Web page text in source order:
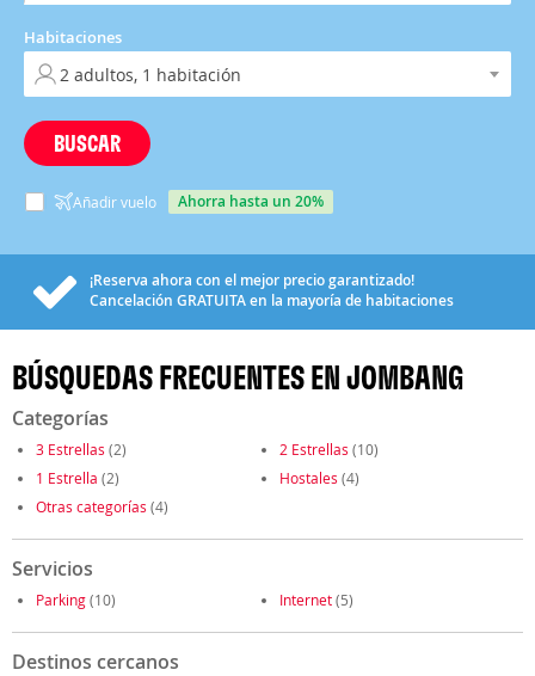
Habitaciones
BUSCAR
Añadir vuelo ahorra hasta un 20%
¡Reserva ahora con el mejor precio garantizado!
Cancelación GRATUITAen la mayoría de habitaciones
BÚSQUEDAS FRECUENTES EN JOMBANG
Categorías
3 Estrellas (2) 2 Estrellas (10)
1 Estrella (2) Hostales (4)
Otras categorías (4)
Servicios
Parking(10) Internet(5)
Destinos cercanos